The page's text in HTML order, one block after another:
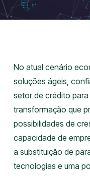
No atual cenário
soluções ágeis,
setor de crédito
transformação que
possibilidades de
capacidade de
a substituição de
tecnologias e uma